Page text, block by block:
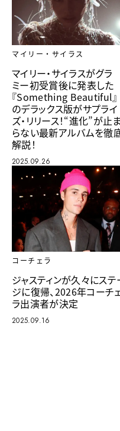
マイリー・サイラス
マイリー・サイラスがグラ
ミー初受賞後に発表した
『Something Beautiful』
のデラックス版がサプライ
ズ・リリース！“進化”が止ま
らない最新アルバムを徹
解説！
2025.09.26
コーチェラ
ジャスティンが久々にステ
ジに復帰、2026年コーチ
ラ出演者が決定
2025.09.16